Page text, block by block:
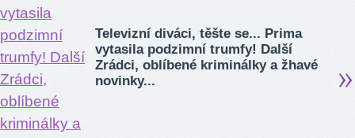
Televizní diváci, těšte se... Prima
vytasila podzimní trumfy! Další
Zrádci, oblíbené kriminálky a žhavé
novinky...